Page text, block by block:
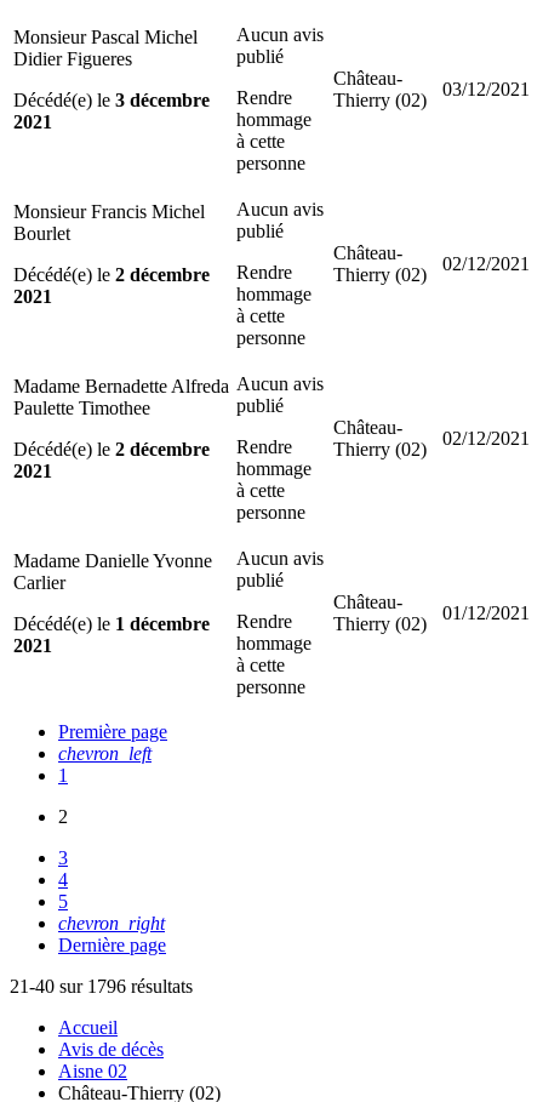
Monsieur Pascal Michel
Didier Figueres
Décédé(e) le 3 décembre
2021
Aucun avis
publié
Rendre
hommage
à cette
personne
Château-
Thierry (02)
03/12/2021
Monsieur Francis Michel
Bourlet
Décédé(e) le 2 décembre
2021
Aucun avis
publié
Rendre
hommage
à cette
personne
Château-
Thierry (02)
02/12/2021
Madame Bernadette Alfreda
Paulette Timothee
Décédé(e) le 2 décembre
2021
Aucun avis
publié
Rendre
hommage
à cette
personne
Château-
Thierry (02)
02/12/2021
Madame Danielle Yvonne
Carlier
Décédé(e) le 1 décembre
2021
Aucun avis
publié
Rendre
hommage
à cette
personne
Château-
Thierry (02)
01/12/2021
Première page
chevron_left
1
2
3
4
5
chevron_right
Dernière page
21-40 sur 1796 résultats
Accueil
Avis de décès
Aisne 02
Château-Thierry (02)